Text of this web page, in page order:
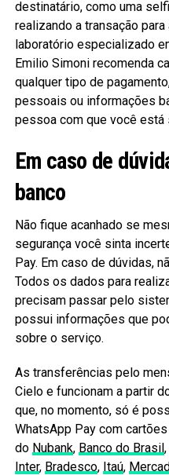
destinatário, como uma
realizando a transação
laboratório especializado
Emilio Simoni recomenda
qualquer tipo de
pessoais ou informações
pessoa com que você está
Em caso de
banco
Não fique acanhado se
segurança você sinta
Pay. Em caso de dúvidas,
Todos os dados para
precisam passar pelo
possui informações que
sobre o serviço.
As transferências pelo
Cielo e funcionam a partir
que, no momento, só é
WhatsApp Pay com
do Nubank, Banco do Brasil,
Inter, Bradesco, Itaú,